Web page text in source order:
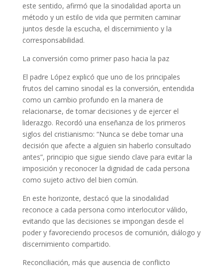
este sentido, afirmó que la sinodalidad aporta un
método y un estilo de vida que permiten caminar
juntos desde la escucha, el discernimiento y la
corresponsabilidad.
La conversión como primer paso hacia la paz
El padre López explicó que uno de los principales
frutos del camino sinodal es la conversión, entendida
como un cambio profundo en la manera de
relacionarse, de tomar decisiones y de ejercer el
liderazgo. Recordó una enseñanza de los primeros
siglos del cristianismo: “Nunca se debe tomar una
decisión que afecte a alguien sin haberlo consultado
antes”, principio que sigue siendo clave para evitar la
imposición y reconocer la dignidad de cada persona
como sujeto activo del bien común.
En este horizonte, destacó que la sinodalidad
reconoce a cada persona como interlocutor válido,
evitando que las decisiones se impongan desde el
poder y favoreciendo procesos de comunión, diálogo y
discernimiento compartido.
Reconciliación, más que ausencia de conflicto